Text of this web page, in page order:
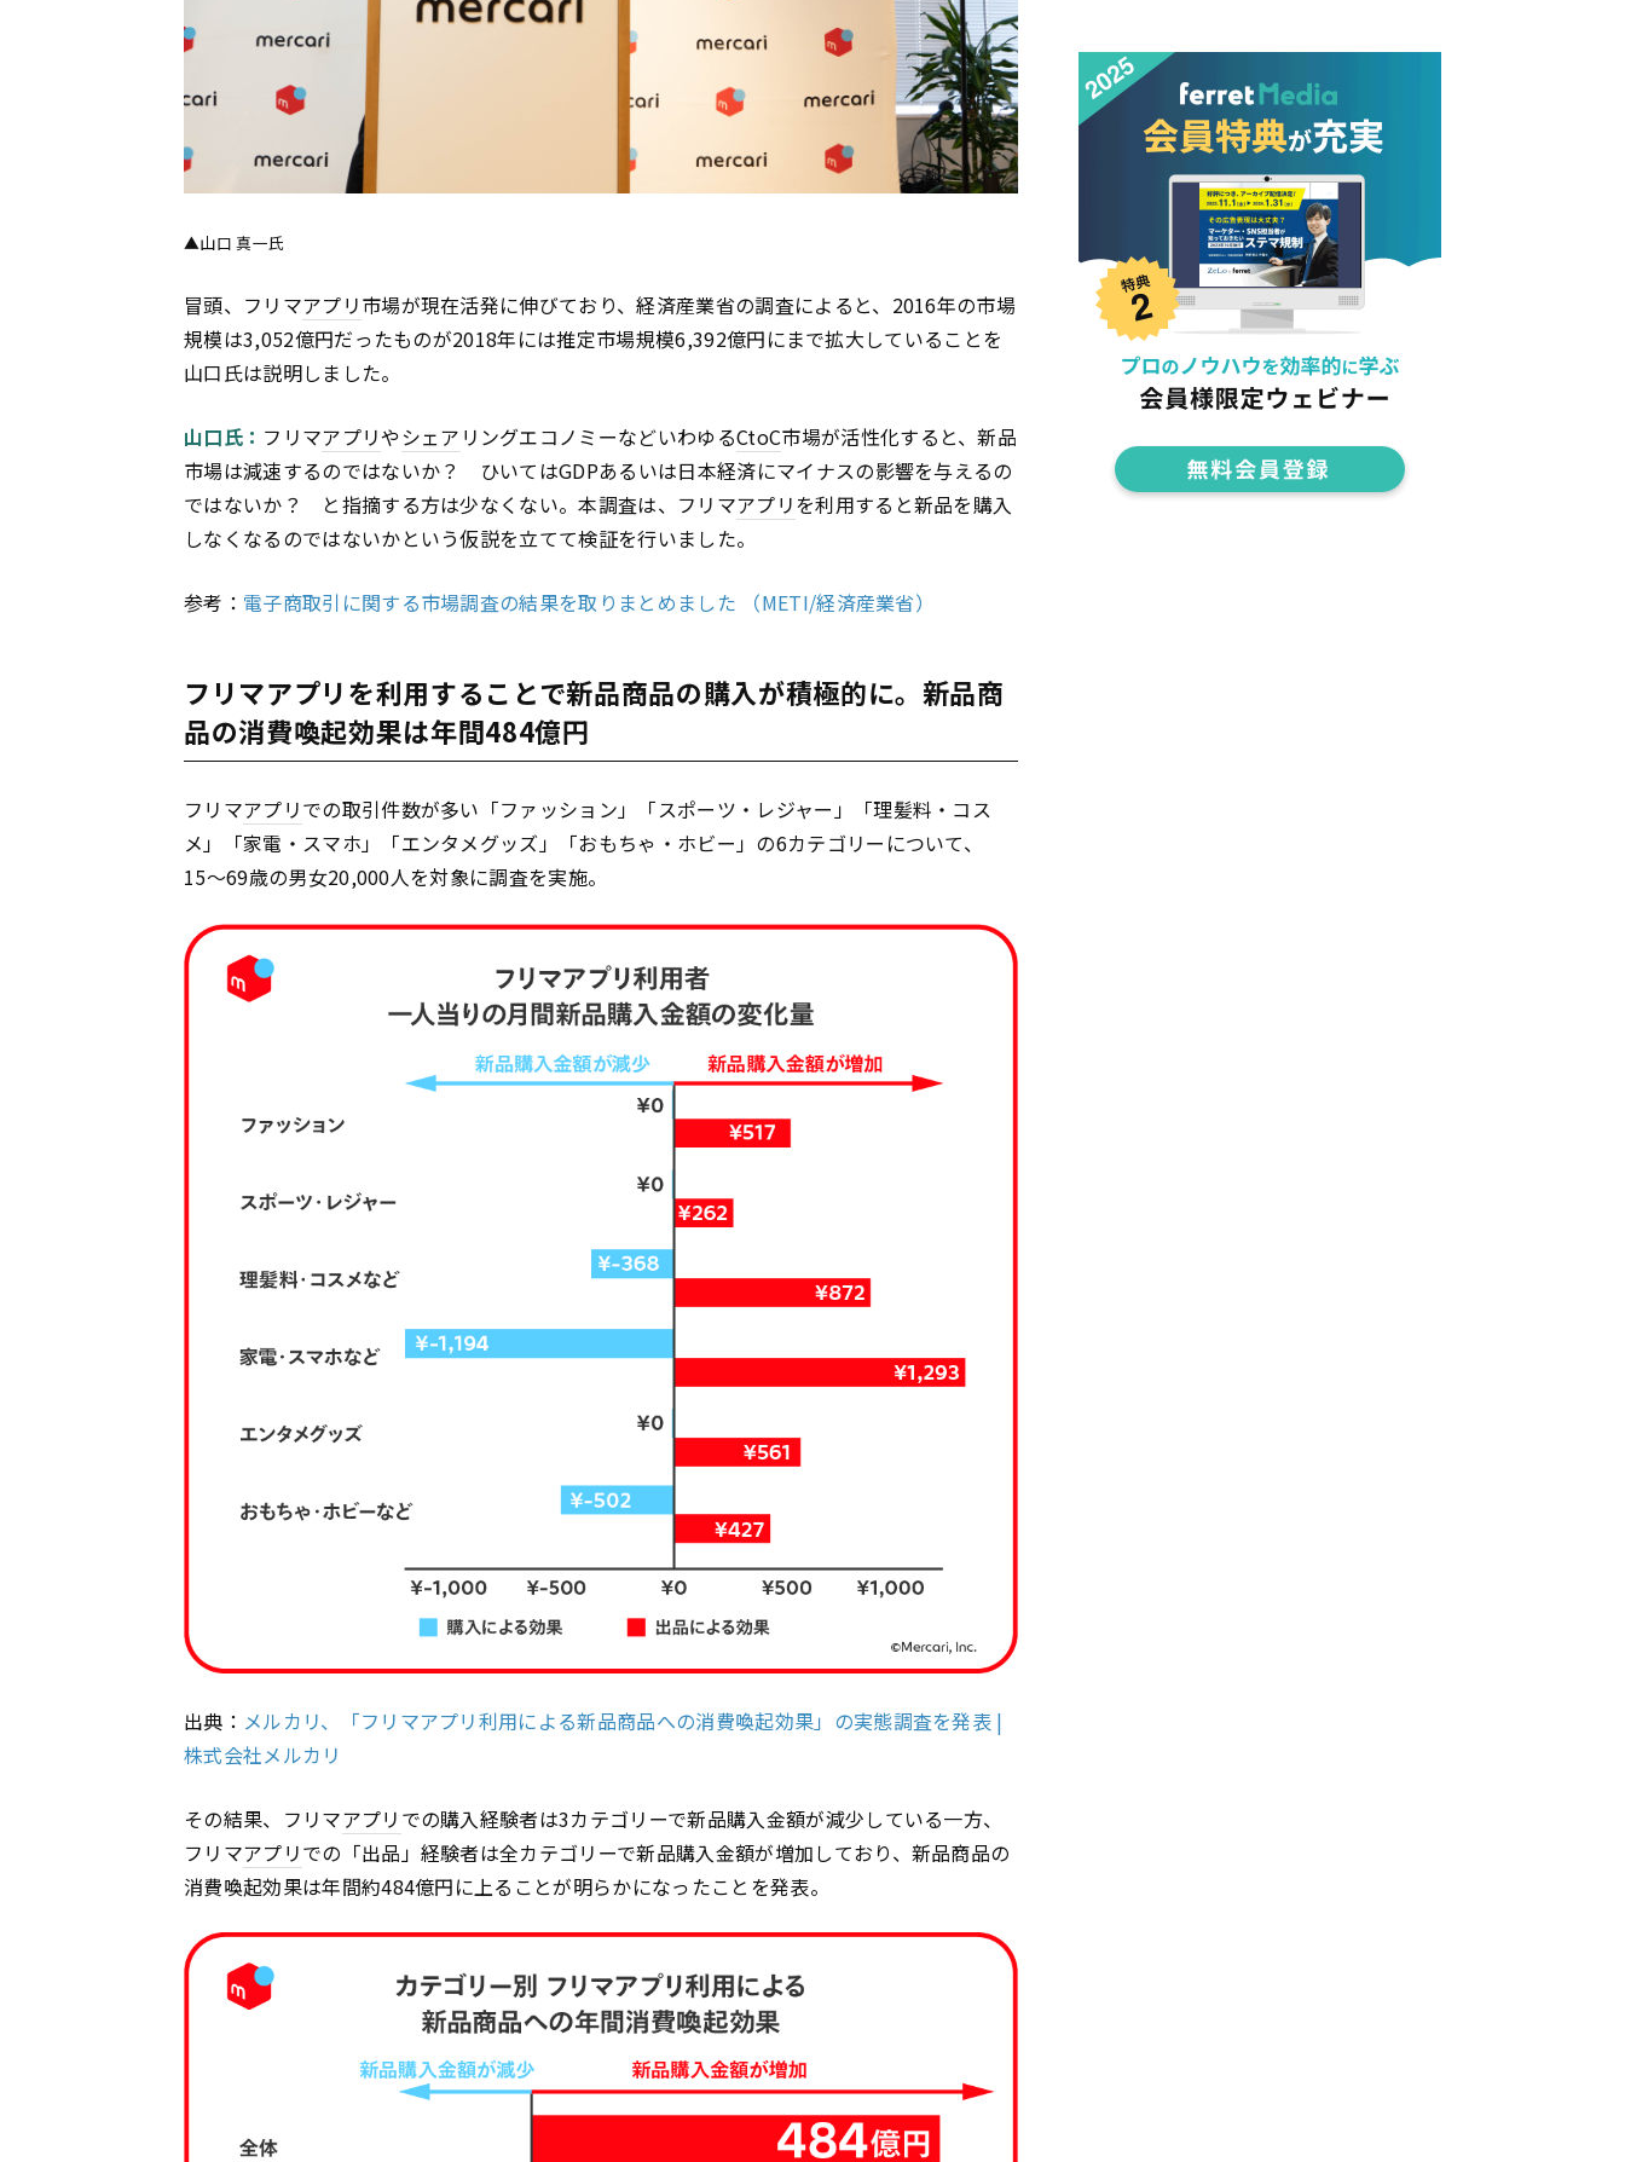
▲山口 真一氏
冒頭、フリマアプリ市場が現在活発に伸びており、経済産業省の調査によると、2016年の市場
規模は3,052億円だったものが2018年には推定市場規模6,392億円にまで拡大していることを
山口氏は説明しました。
山口氏： フリマアプリやシェア リングエコノミーなどいわゆるCtoC市場が活性化すると、新品
市場は減速するのではないか？ ひいてはGDPあるいは日本経済にマイナスの影響を与えるの
ではないか？ と指摘する方は少なくない。本調査は、フリマアプリを利用すると新品を購入
しなくなるのではないかという仮説を立てて検証を行いました。
参考： 電子商取引に関する市場調査の結果を取りまとめました （METI/経済産業省）
フリマアプリを利用することで新品商品の購入が積極的に。新品商
品の消費喚起効果は年間484億円
フリマアプリでの取引件数が多い「ファッション」「スポーツ・レジャー」「理髪料・コス
メ」「家電・スマホ」「エンタメグッズ」「おもちゃ・ホビー」の6カテゴリーについて、
15〜69歳の男女20,000人を対象に調査を実施。
出典： メルカリ、「フリマアプリ利用による新品商品への消費喚起効果」の実態調査を発表 |
株式会社メルカリ
その結果、フリマアプリ での購入経験者は3カテゴリーで新品購入金額が減少している一方、
フリマアプリでの「出品」経験者は全カテゴリーで新品購入金額が増加しており、新品商品の
消費喚起効果は年間約484億円に上ることが明らかになったことを発表。